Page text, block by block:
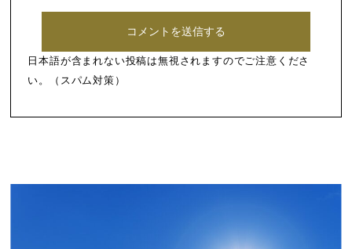
日本語が含まれない投稿は無視されますのでご注意くださ
い。（スパム対策）